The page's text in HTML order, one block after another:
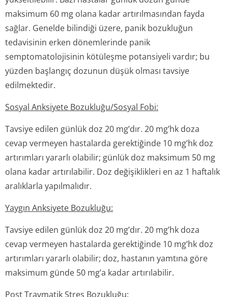
maksimum 60 mg olana kadar artırılmasından fayda
sağlar. Genelde bilindiği üzere, panik bozukluğun
tedavisinin erken dönemlerinde panik
semptomatolojisinin kötüleşme potansiyeli vardır; bu
yüzden başlangıç dozunun düşük olması tavsiye
edilmektedir.
Sosyal Anksiyete Bozukluğu/Sosyal Fobi:
Tavsiye edilen günlük doz 20 mg’dır. 20 mg’hk doza
cevap vermeyen hastalarda gerektiğinde 10 mg’hk doz
artırımları yararlı olabilir; günlük doz maksimum 50 mg
olana kadar artırılabilir. Doz değişiklikleri en az 1 haftalık
aralıklarla yapılmalıdır.
Yaygın Anksiyete Bozukluğu:
Tavsiye edilen günlük doz 20 mg’dır. 20 mg’hk doza
cevap vermeyen hastalarda gerektiğinde 10 mg’hk doz
artırımları yararlı olabilir; doz, hastanın yamtına göre
maksimum günde 50 mg’a kadar artırılabilir.
Post Travmatik Stres Bozukluğu: